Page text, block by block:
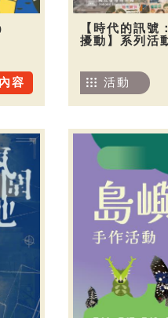
容
【時代的訊號
擾動】系列活
活動